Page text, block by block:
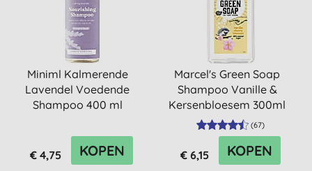
Miniml Kalmerende
Lavendel Voedende
Shampoo 400 ml
€ 4,75 KOPEN
Marcel's Green Soap
Shampoo Vanille &
Kersenbloesem 300ml
(67)
€ 6,15 KOPEN